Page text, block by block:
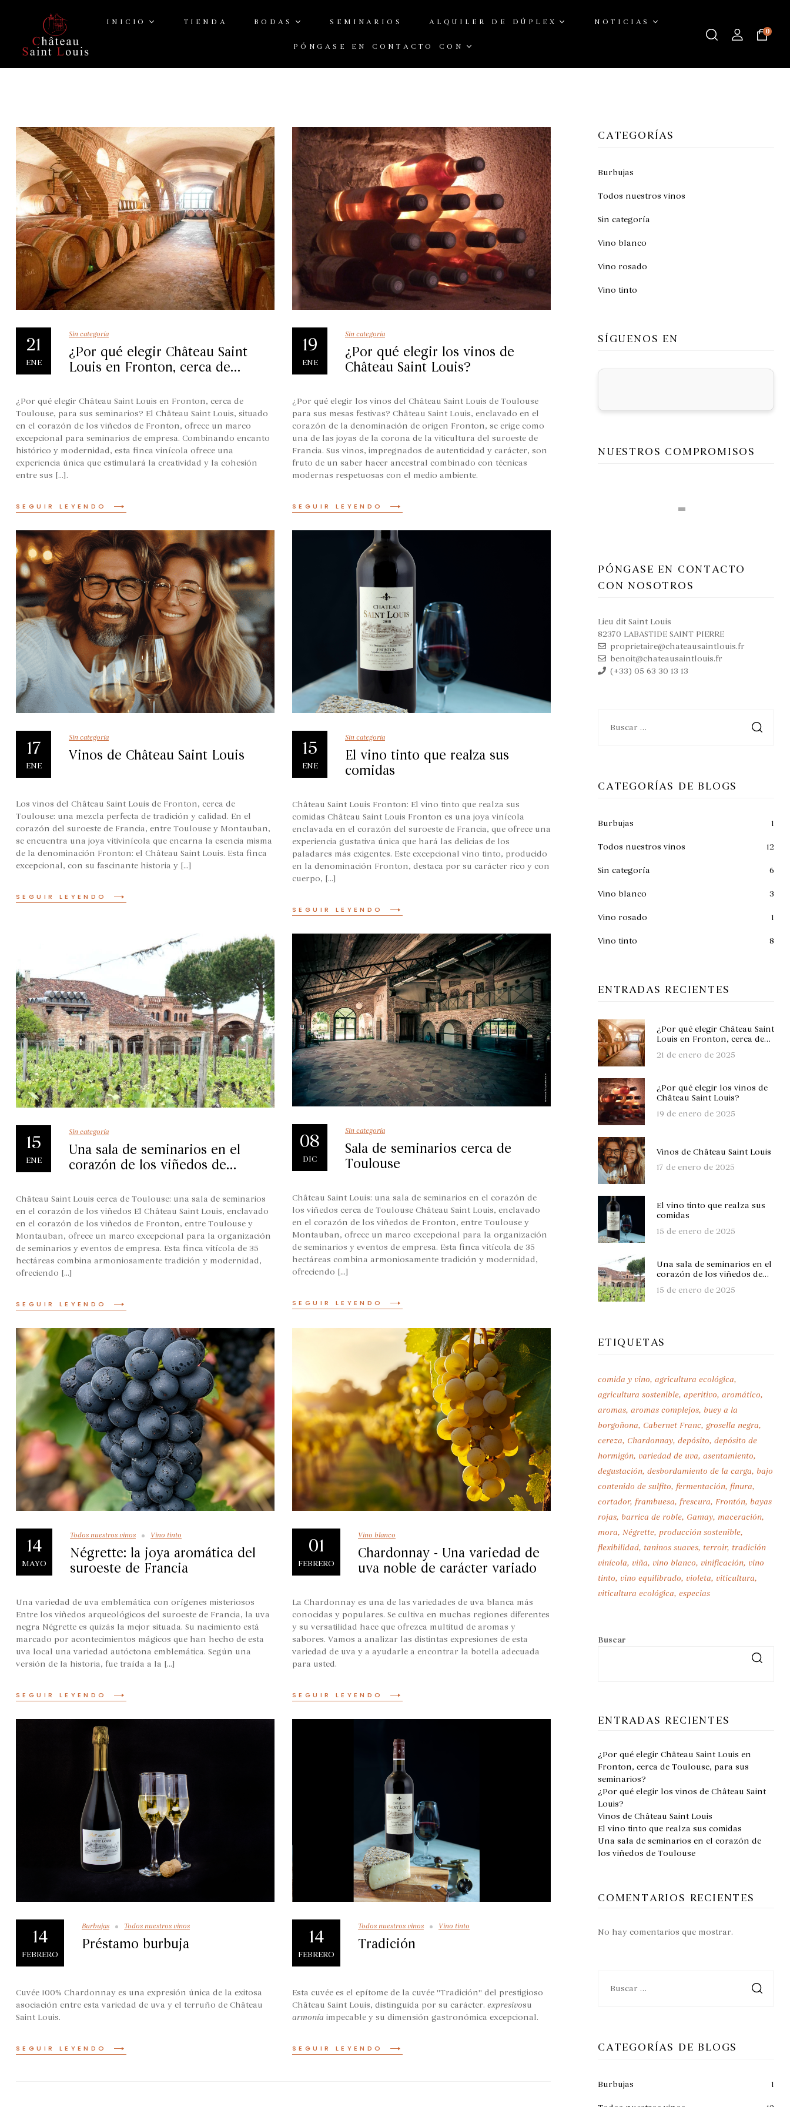
INICIO TIENDA BODAS SEMINARIOS ALQUILER DE DÚPLEX NOTICIAS
PÓNGASE EN CONTACTO CON
0
Página de inicio / Blog
21
ENE
Sin categoría
¿Por qué elegir Château Saint
Louis en Fronton, cerca de
¿Por qué elegir Château Saint Louis en Fronton, cerca de
Toulouse, para sus seminarios? El Château Saint Louis, situado
en el corazón de los viñedos de Fronton, ofrece un marco
excepcional para seminarios de empresa. Combinando encanto
histórico y modernidad, esta finca vinícola ofrece una
experiencia única que estimulará la creatividad y la cohesión
entre sus [...].
SEGUIR LEYENDO
19
ENE
Sin categoría
¿Por qué elegir los vinos de
Château Saint Louis?
¿Por qué elegir los vinos del Château Saint Louis de Toulouse
para sus mesas festivas? Château Saint Louis, enclavado en el
corazón de la denominación de origen Fronton, se erige como
una de las joyas de la corona de la viticultura del suroeste de
Francia. Sus vinos, impregnados de autenticidad y carácter, son
fruto de un saber hacer ancestral combinado con técnicas
modernas respetuosas con el medio ambiente.
SEGUIR LEYENDO
17
ENE
Sin categoría
Vinos de Château Saint Louis
Los vinos del Château Saint Louis de Fronton, cerca de
Toulouse: una mezcla perfecta de tradición y calidad. En el
corazón del suroeste de Francia, entre Toulouse y Montauban,
se encuentra una joya vitivinícola que encarna la esencia misma
de la denominación Fronton: el Château Saint Louis. Esta finca
excepcional, con su fascinante historia y [...]
SEGUIR LEYENDO
15
ENE
Sin categoría
El vino tinto que realza sus
comidas
Château Saint Louis Fronton: El vino tinto que realza sus
comidas Château Saint Louis Fronton es una joya vinícola
enclavada en el corazón del suroeste de Francia, que ofrece una
experiencia gustativa única que hará las delicias de los
paladares más exigentes. Este excepcional vino tinto, producido
en la denominación Fronton, destaca por su carácter rico y con
cuerpo, [...]
SEGUIR LEYENDO
15
ENE
Sin categoría
Una sala de seminarios en el
corazón de los viñedos de
Château Saint Louis cerca de Toulouse: una sala de seminarios
en el corazón de los viñedos El Château Saint Louis, enclavado
en el corazón de los viñedos de Fronton, entre Toulouse y
Montauban, ofrece un marco excepcional para la organización
de seminarios y eventos de empresa. Esta finca vitícola de 35
hectáreas combina armoniosamente tradición y modernidad,
ofreciendo [...]
SEGUIR LEYENDO
08
DIC
Sin categoría
Sala de seminarios cerca de
Toulouse
Château Saint Louis: una sala de seminarios en el corazón de
los viñedos cerca de Toulouse Château Saint Louis, enclavado
en el corazón de los viñedos de Fronton, entre Toulouse y
Montauban, ofrece un marco excepcional para la organización
de seminarios y eventos de empresa. Esta finca vitícola de 35
hectáreas combina armoniosamente tradición y modernidad,
ofreciendo [...]
SEGUIR LEYENDO
14
MAYO
Todos nuestros vinos Vino tinto
Négrette: la joya aromática del
suroeste de Francia
Una variedad de uva emblemática con orígenes misteriosos
Entre los viñedos arqueológicos del suroeste de Francia, la uva
negra Négrette es quizás la mejor situada. Su nacimiento está
marcado por acontecimientos mágicos que han hecho de esta
uva local una variedad autóctona emblemática. Según una
versión de la historia, fue traída a la [...]
SEGUIR LEYENDO
01
FEBRERO
Vino blanco
Chardonnay - Una variedad de
uva noble de carácter variado
La Chardonnay es una de las variedades de uva blanca más
conocidas y populares. Se cultiva en muchas regiones diferentes
y su versatilidad hace que ofrezca multitud de aromas y
sabores. Vamos a analizar las distintas expresiones de esta
variedad de uva y a ayudarle a encontrar la botella adecuada
para usted.
SEGUIR LEYENDO
14
FEBRERO
Burbujas Todos nuestros vinos
Préstamo burbuja
Cuvée 100% Chardonnay es una expresión única de la exitosa
asociación entre esta variedad de uva y el terruño de Château
Saint Louis.
SEGUIR LEYENDO
14
FEBRERO
Todos nuestros vinos Vino tinto
Tradición
Esta cuvée es el epítome de la cuvée "Tradición" del prestigioso
Château Saint Louis, distinguida por su carácter. expresivosu
armonía impecable y su dimensión gastronómica excepcional.
SEGUIR LEYENDO
CATEGORÍAS
Burbujas
Todos nuestros vinos
Sin categoría
Vino blanco
Vino rosado
Vino tinto
SÍGUENOS EN
NUESTROS COMPROMISOS
PÓNGASE EN CONTACTO
CON NOSOTROS
Lieu dit Saint Louis
82370 LABASTIDE SAINT PIERRE
proprietaire@chateausaintlouis.fr
benoit@chateausaintlouis.fr
(+33) 05 63 30 13 13
CATEGORÍAS DE BLOGS
Burbujas 1
Todos nuestros vinos 12
Sin categoría 6
Vino blanco 3
Vino rosado 1
Vino tinto 8
ENTRADAS RECIENTES
¿Por qué elegir Château Saint
Louis en Fronton, cerca de
seminarios?
21 de enero de 2025
¿Por qué elegir los vinos de
Château Saint Louis?
19 de enero de 2025
Vinos de Château Saint Louis
17 de enero de 2025
El vino tinto que realza sus
comidas
15 de enero de 2025
Una sala de seminarios en el
corazón de los viñedos de
15 de enero de 2025
ETIQUETAS
comida y vino agricultura ecológica
agricultura sostenible aperitivo aromático
aromas aromas complejos buey a la
borgoñona Cabernet Franc grosella negra
cereza Chardonnay depósito depósito de
hormigón variedad de uva asentamiento
degustación desbordamiento de la carga bajo
contenido de sulfito fermentación finura
cortador frambuesa frescura Frontón bayas
rojas barrica de roble Gamay maceración
mora Négrette producción sostenible
flexibilidad taninos suaves terroir tradición
vinícola viña vino blanco vinificación vino
tinto vino equilibrado violeta viticultura
viticultura ecológica especias
Buscar
ENTRADAS RECIENTES
¿Por qué elegir Château Saint Louis en
Fronton, cerca de Toulouse, para sus
seminarios?
¿Por qué elegir los vinos de Château Saint
Louis?
Vinos de Château Saint Louis
El vino tinto que realza sus comidas
Una sala de seminarios en el corazón de
los viñedos de Toulouse
COMENTARIOS RECIENTES
No hay comentarios que mostrar.
CATEGORÍAS DE BLOGS
Burbujas 1